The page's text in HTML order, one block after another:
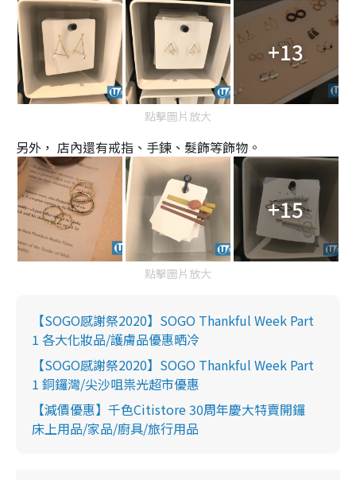
+13
點擊圖片放大
另外， 店內還有戒指、手鍊、髮飾等飾物。
+15
點擊圖片放大
【SOGO感謝祭2020】SOGO Thankful Week Part
1 各大化妝品/護膚品優惠晒冷
【SOGO感謝祭2020】SOGO Thankful Week Part
1 銅鑼灣/尖沙咀祟光超市優惠
【減價優惠】千色Citistore 30周年慶大特賣開鑼
床上用品/家品/廚具/旅行用品